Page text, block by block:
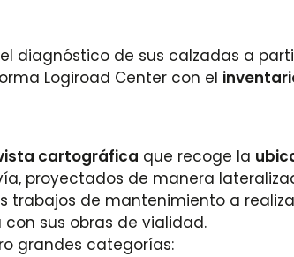
diagnóstico de sus calzadas a
Logiroad Center con el
cartográfica que recoge la
proyectados de manera
trabajos de mantenimiento a
sus obras de vialidad.
grandes categorías: